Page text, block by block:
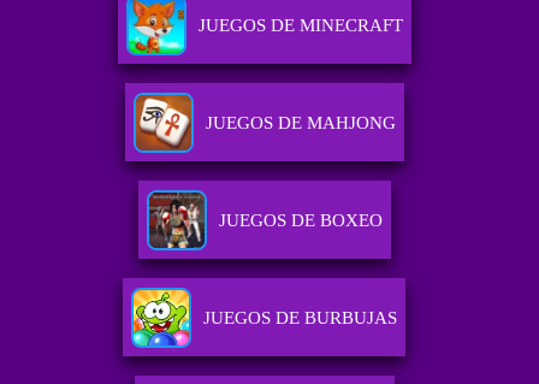
JUEGOS DE MINECRAFT
JUEGOS DE MAHJONG
JUEGOS DE BOXEO
JUEGOS DE BURBUJAS